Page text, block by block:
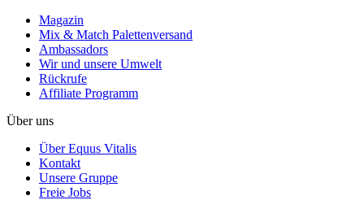
Magazin
Mix & Match Palettenversand
Ambassadors
Wir und unsere Umwelt
Rückrufe
Affiliate Programm
Über uns
Über Equus Vitalis
Kontakt
Unsere Gruppe
Freie Jobs